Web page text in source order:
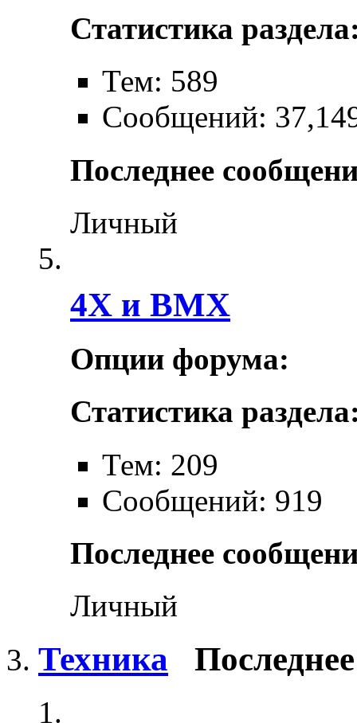
Статистика
Тем: 589
Сообщений:
Последнее
Личный
4X и BMX
Опции форума:
Статистика
Тем: 209
Сообщений: 919
Последнее
Личный
Техника